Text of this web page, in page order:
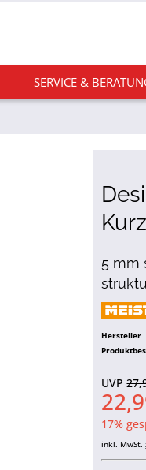
SERVICE &
5 mm
Hersteller
UVP
17%
inkl. MwSt.